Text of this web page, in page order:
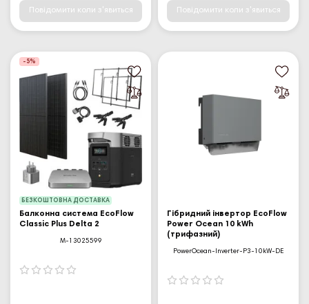
Повідомити коли з'явиться Повідомити коли з'явиться
БЕЗКОШТОВНА ДОСТАВКА
-5%
Балконна система EcoFlow
Classic Plus Delta 2
M-13025599
Гібридний інвертор EcoFlow
Power Ocean 10 kWh
(трифазний)
PowerOcean-Inverter-P3-10kW-DE